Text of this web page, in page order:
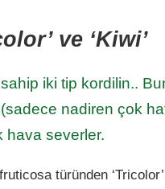
ve ‘Kiwi’
iki tip kordilin..
nadiren çok
hava severler.
türünden